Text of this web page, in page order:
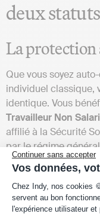
Continuer sans accepter
Vos données,
Plateforme de
Chez Indy, nos cookies
servent au bon
l'expérience utilisateur
deux statuts
La protection
Que vous soyez
individuel classique,
identique. Vous
Travailleur Non
affilié à la Sécurité
par le régime
qu’entrepreneur
De
ceux du régime
D’indemnités